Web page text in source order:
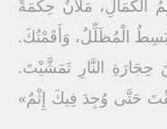
الْكَمَالِ، مَلآنٌ حِكْمَةً
الْمُظَلِّلُ، وَأَقَمْتُكَ.
النَّارِ تَمَشَّيْتَ.
حَتَّى وُجِدَ فِيكَ إِثْمٌ»